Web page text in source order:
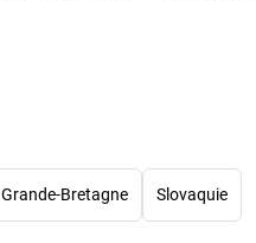
Grande-Bretagne Slovaquie